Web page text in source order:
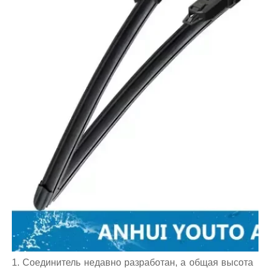
1. Соединитель недавно разработан, а общая высота